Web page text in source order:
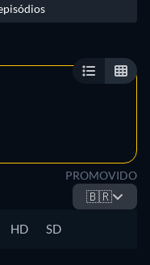
PROMOVIDO
🇧🇷
HD SD